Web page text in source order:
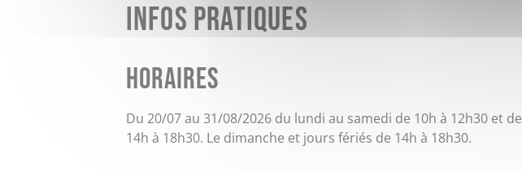
Infos pratiques
Horaires
Du 20/07 au 31/08/2026 du lundi au samedi de 10h à 12h30 et de
14h à 18h30. Le dimanche et jours fériés de 14h à 18h30.